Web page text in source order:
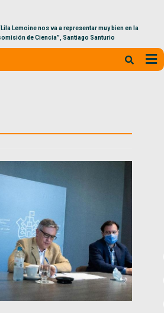
Lemoine nos va a representar muy bien en la
de Ciencia”, Santiago Santurio